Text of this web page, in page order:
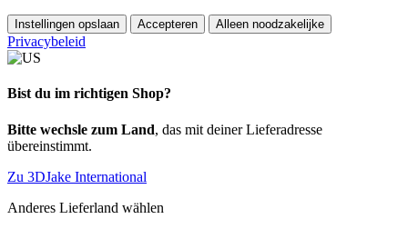
Instellingen opslaan Accepteren Alleen noodzakelijke
Privacybeleid
Bist du im richtigen Shop?
Bitte wechsle zum Land, das mit deiner Lieferadresse
übereinstimmt.
Zu 3DJake International
Anderes Lieferland wählen